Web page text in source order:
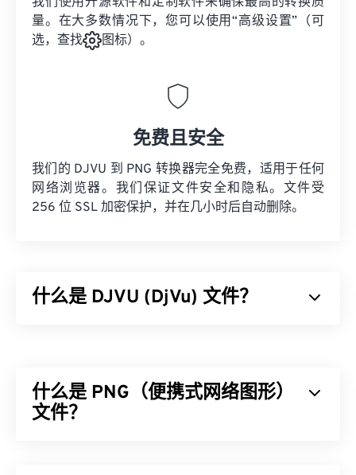
量。在大多数情况下，您可以使用“高级设置”（可
选，查找
图标）。
免费且安全
我们的 DJVU 到 PNG 转换器完全免费，适用于任何
网络浏览器。我们保证文件安全和隐私。文件受
256 位 SSL 加密保护，并在几小时后自动删除。
什么是 DJVU (DjVu) 文件？
文件最常见的用途是存储扫描文档，这使得它更像是
一种文档文件类型，而非图像文件。DjVu的优势在
什么是 PNG（便携式网络图形）
文件？